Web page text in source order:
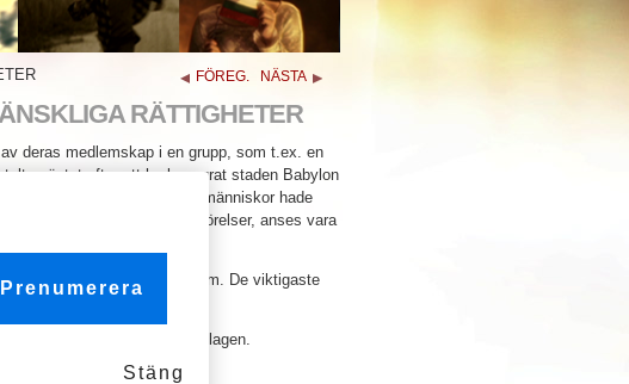
FÖREG. NÄSTA
RÄTTIGHETER
deras medlemskap i en grupp, som t.ex. en
oväntat efter att ha besegrat staden Babylon
kungjorde han att människor hade
som innehåller dessa kungörelser, anses vara
Grekland och slutligen till Rom. De viktigaste
att kungen måste följa lagen.
Prenumerera
Stäng